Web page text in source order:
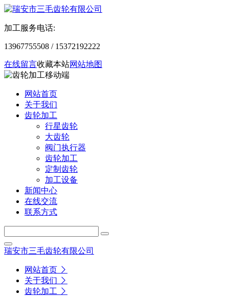
加工服务电话:
13967755508 / 15372192222
在线留言收藏本站网站地图
网站首页
关于我们
齿轮加工
行星齿轮
大齿轮
阀门执行器
齿轮加工
定制齿轮
加工设备
新闻中心
在线交流
联系方式
瑞安市三毛齿轮有限公司
网站首页
关于我们
齿轮加工